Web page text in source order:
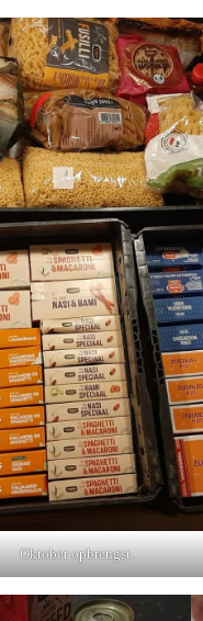
Oktober opbrengst.